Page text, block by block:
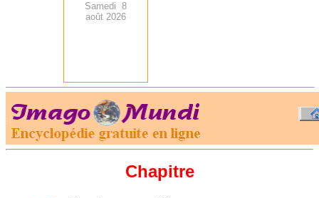
Samedi 8
août 2026
.
Chapitre